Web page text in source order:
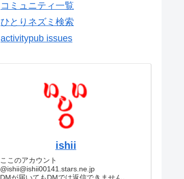
コミュニティ一覧
ひとりネズミ検索
activitypub issues
ishii
ここのアカウント
@ishii@ishii00141.stars.ne.jp